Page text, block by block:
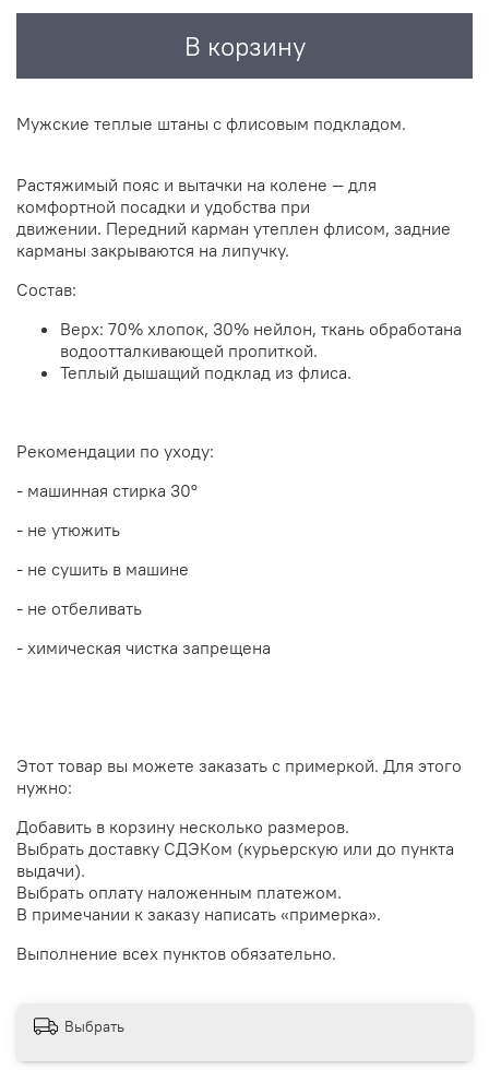
В корзину
Мужские теплые штаны с флисовым подкладом.
Растяжимый пояс и вытачки на колене — для
комфортной посадки и удобства при
движении. Передний карман утеплен флисом, задние
карманы закрываются на липучку.
Состав:
Верх: 70% хлопок, 30% нейлон, ткань обработана
водоотталкивающей пропиткой.
Теплый дышащий подклад из флиса.
Рекомендации по уходу:
- машинная стирка 30°
- не утюжить
- не сушить в машине
- не отбеливать
- химическая чистка запрещена
Этот товар вы можете заказать с примеркой. Для этого
нужно:
Добавить в корзину несколько размеров.
Выбрать доставку СДЭКом (курьерскую или до пункта
выдачи).
Выбрать оплату наложенным платежом.
В примечании к заказу написать «примерка».
Выполнение всех пунктов обязательно.
Выбрать